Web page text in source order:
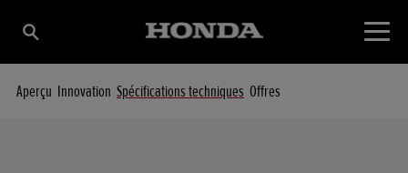
Aperçu Innovation Spécifications techniques Offres